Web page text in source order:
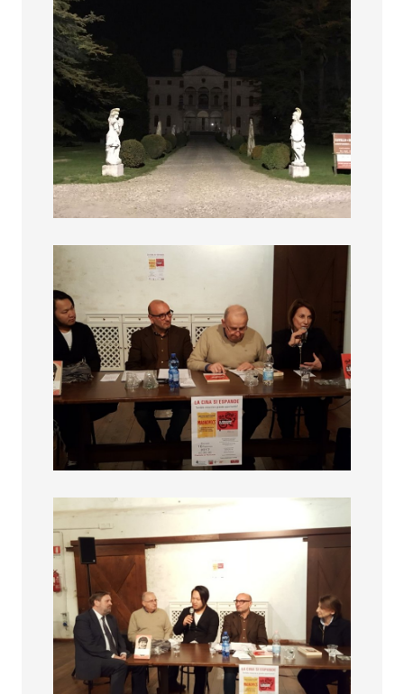
La cina si Espande
La cina si Espande